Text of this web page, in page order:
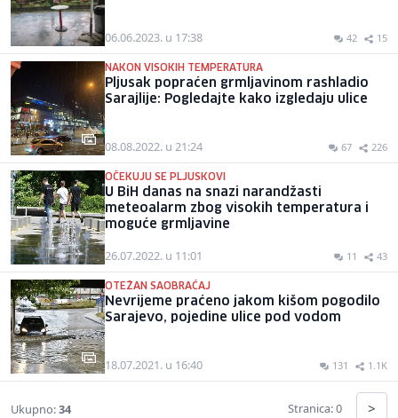
06.06.2023. u 17:38 42 15
NAKON VISOKIH TEMPERATURA
Pljusak popraćen grmljavinom rashladio
Sarajlije: Pogledajte kako izgledaju ulice
08.08.2022. u 21:24 67 226
OČEKUJU SE PLJUSKOVI
U BiH danas na snazi narandžasti
meteoalarm zbog visokih temperatura i
moguće grmljavine
26.07.2022. u 11:01 11 43
OTEŽAN SAOBRAĆAJ
Nevrijeme praćeno jakom kišom pogodilo
Sarajevo, pojedine ulice pod vodom
18.07.2021. u 16:40 131 1.1K
Ukupno:34 Stranica: 0 >